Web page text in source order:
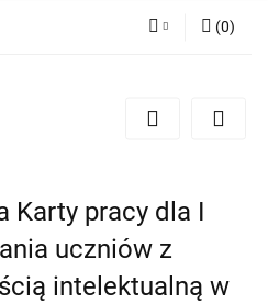
Zarejestruj się
(0)
Karty pracy dla I
uczniów z
intelektualną w